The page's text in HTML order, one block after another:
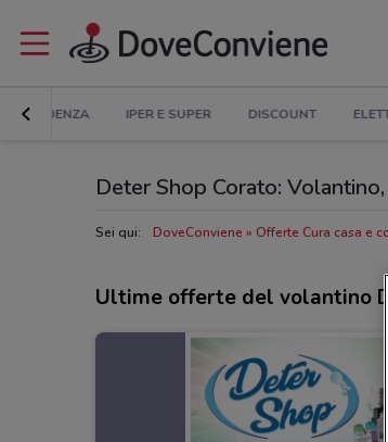
IN EVIDENZA IPER E SUPER DISCOUNT
Deter Shop Corato:
Sei qui: DoveConviene Offerte Cura casa e
Ultime offerte del volantino